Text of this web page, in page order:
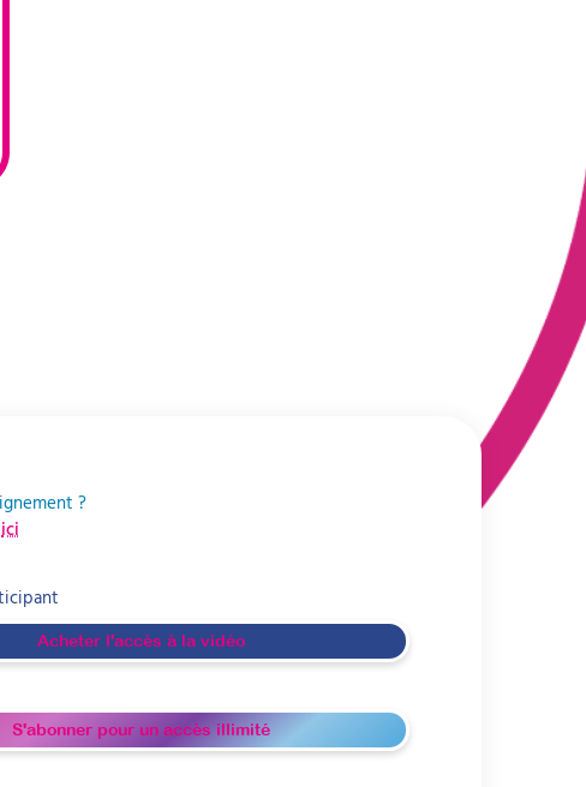
?
ici
Acheter l'accès à la vidéo
S'abonner pour un accès illimité